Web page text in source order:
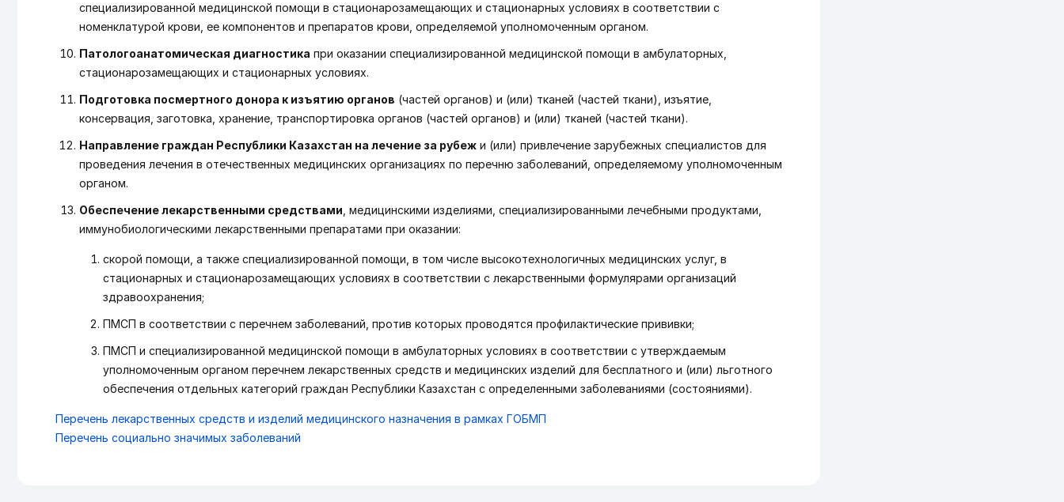
специализированной медицинской помощи в стационарозамещающих и стационарных условиях в соответствии с
номенклатурой крови, ее компонентов и препаратов крови, определяемой уполномоченным органом.
Патологоанатомическая диагностика при оказании специализированной медицинской помощи в амбулаторных,
стационарозамещающих и стационарных условиях.
Подготовка посмертного донора к изъятию органов (частей органов) и (или) тканей (частей ткани), изъятие,
консервация, заготовка, хранение, транспортировка органов (частей органов) и (или) тканей (частей ткани).
Направление граждан Республики Казахстан на лечение за рубеж и (или) привлечение зарубежных специалистов для
проведения лечения в отечественных медицинских организациях по перечню заболеваний, определяемому уполномоченным
органом.
Обеспечение лекарственными средствами , медицинскими изделиями, специализированными лечебными продуктами,
иммунобиологическими лекарственными препаратами при оказании:
скорой помощи, а также специализированной помощи, в том числе высокотехнологичных медицинских услуг, в
стационарных и стационарозамещающих условиях в соответствии с лекарственными формулярами организаций
здравоохранения;
ПМСП в соответствии с перечнем заболеваний, против которых проводятся профилактические прививки;
ПМСП и специализированной медицинской помощи в амбулаторных условиях в соответствии с утверждаемым
уполномоченным органом перечнем лекарственных средств и медицинских изделий для бесплатного и (или) льготного
обеспечения отдельных категорий граждан Республики Казахстан с определенными заболеваниями (состояниями).
Перечень лекарственных средств и изделий медицинского назначения в рамках ГОБМП
Перечень социально значимых заболеваний